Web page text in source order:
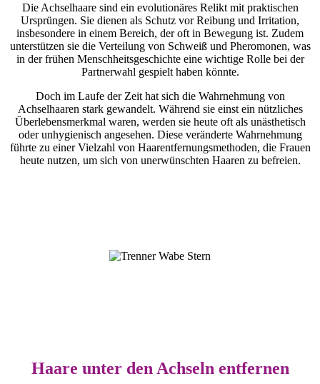
Die Achselhaare sind ein evolutionäres Relikt mit praktischen
Ursprüngen. Sie dienen als Schutz vor Reibung und Irritation,
insbesondere in einem Bereich, der oft in Bewegung ist. Zudem
unterstützen sie die Verteilung von Schweiß und Pheromonen, was
in der frühen Menschheitsgeschichte eine wichtige Rolle bei der
Partnerwahl gespielt haben könnte.
Doch im Laufe der Zeit hat sich die Wahrnehmung von
Achselhaaren stark gewandelt. Während sie einst ein nützliches
Überlebensmerkmal waren, werden sie heute oft als unästhetisch
oder unhygienisch angesehen. Diese veränderte Wahrnehmung
führte zu einer Vielzahl von Haarentfernungsmethoden, die Frauen
heute nutzen, um sich von unerwünschten Haaren zu befreien.
Haare unter den Achseln entfernen